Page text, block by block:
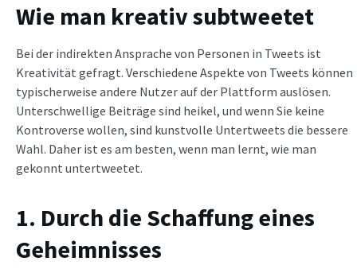
Wie man kreativ subtweetet
Bei der indirekten Ansprache von Personen in Tweets ist
Kreativität gefragt. Verschiedene Aspekte von Tweets können
typischerweise andere Nutzer auf der Plattform auslösen.
Unterschwellige Beiträge sind heikel, und wenn Sie keine
Kontroverse wollen, sind kunstvolle Untertweets die bessere
Wahl. Daher ist es am besten, wenn man lernt, wie man
gekonnt untertweetet.
1. Durch die Schaffung eines
Geheimnisses